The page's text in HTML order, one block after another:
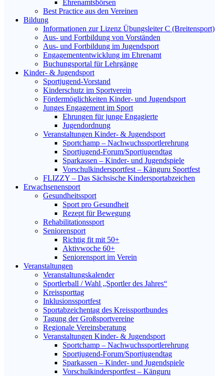
Ehrenamtsbörsen
Best Practice aus den Vereinen
Bildung
Informationen zur Lizenz Übungsleiter C (Breitensport)
Aus- und Fortbildung von Vorständen
Aus- und Fortbildung im Jugendsport
Engagemententwicklung im Ehrenamt
Buchungsportal für Lehrgänge
Kinder- & Jugendsport
Sportjugend-Vorstand
Kinderschutz im Sportverein
Fördermöglichkeiten Kinder- und Jugendsport
Junges Engagement im Sport
Ehrungen für junge Engagierte
Jugendordnung
Veranstaltungen Kinder- & Jugendsport
Sportchamp – Nach­wuchs­sportler­ehrung
Sportjugend-Forum/Sport­jugend­tag
Sparkassen – Kinder- und Jugendspiele
Vorschulkindersportfest – Känguru Sportfest
FLIZZY – Das Sächsische Kindersportabzeichen
Erwachsenensport
Gesundheitssport
Sport pro Gesundheit
Rezept für Bewegung
Rehabilitationssport
Seniorensport
Richtig fit mit 50+
Aktivwoche 60+
Seniorensport im Verein
Veranstaltungen
Veranstaltungskalender
Sportlerball / Wahl „Sportler des Jahres“
Kreissporttag
Inklusionssportfest
Sportabzeichentag des Kreissportbundes
Tagung der Großsportvereine
Regionale Vereinsberatung
Veranstaltungen Kinder- & Jugendsport
Sportchamp – Nach­wuchs­sportler­ehrung
Sportjugend-Forum/Sport­jugend­tag
Sparkassen – Kinder- und Jugendspiele
Vorschulkindersportfest – Känguru